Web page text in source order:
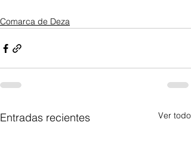
Comarca de Deza
Entradas recientes Ver todo